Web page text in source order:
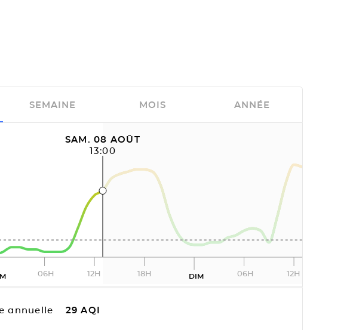
SAM. 08 AOÛT
13:00
06H 12H 18H DIM 06H 12H
annuelle 29 AQI
SEMAINE MOIS ANNÉE